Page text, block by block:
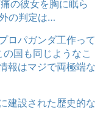
の彼女を胸に眠ら
の判定は…
ロパガンダ工作って
国も同じようなこ
報はマジで両極端な
建設された歴史的な